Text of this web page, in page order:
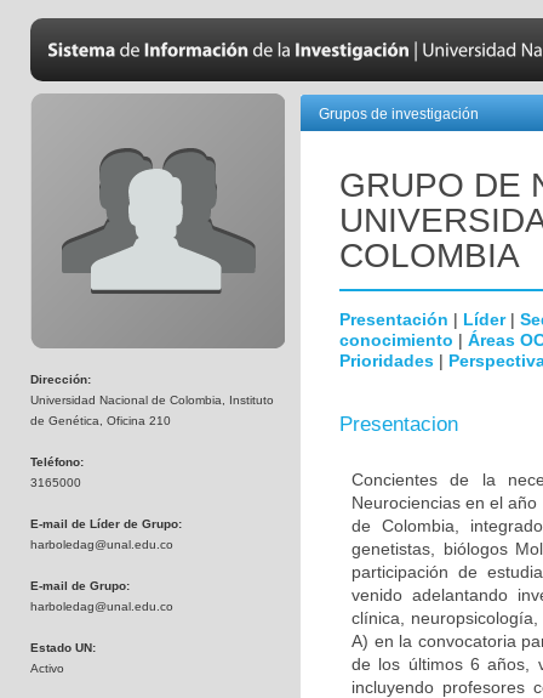
Dirección:
Universidad Nacional de Colombia, Instituto
de Genética, Oficina 210
Teléfono:
3165000
E-mail de Líder de Grupo:
harboledag@unal.edu.co
E-mail de Grupo:
harboledag@unal.edu.co
Estado UN:
Activo
Grupos de investigación
GRUPO DE
COLOMBIA
Presentación | Líder|
conocimiento | Áreas
Prioridades |
Presentacion
Concientes de la
Neurociencias en el
de Colombia,
genetistas, biólogos
participación de
venido adelantando
clínica,
A) en la convocatoria
de los últimos 6 años,
incluyendo profesores